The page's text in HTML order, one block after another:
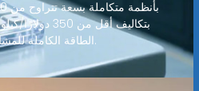
بتكاليف أقل من
الطاقة الكاملة للمشاريع الصناعية.